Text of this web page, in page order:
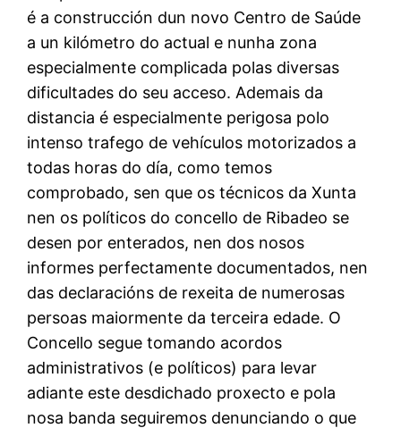
é a construcción dun novo Centro de Saúde
a un kilómetro do actual e nunha zona
especialmente complicada polas diversas
dificultades do seu acceso. Ademais da
distancia é especialmente perigosa polo
intenso trafego de vehículos motorizados a
todas horas do día, como temos
comprobado, sen que os técnicos da Xunta
nen os políticos do concello de Ribadeo se
desen por enterados, nen dos nosos
informes perfectamente documentados, nen
das declaracións de rexeita de numerosas
persoas maiormente da terceira edade. O
Concello segue tomando acordos
administrativos (e políticos) para levar
adiante este desdichado proxecto e pola
nosa banda seguiremos denunciando o que